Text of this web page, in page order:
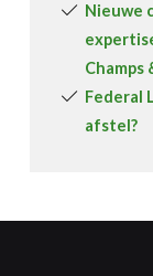
Nieuwe
Champs
Federal
afstel?